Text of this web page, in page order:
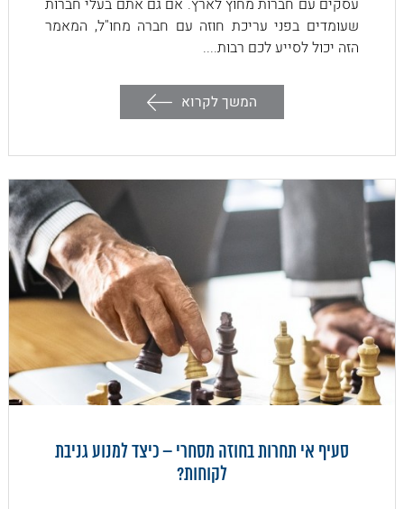
עסקים עם חברות מחוץ לארץ. אם גם אתם בעלי חברות
שעומדים בפני עריכת חוזה עם חברה מחו"ל, המאמר
הזה יכול לסייע לכם רבות....
המשך לקרוא
סעיף אי תחרות בחוזה מסחרי – כיצד למנוע גניבת
לקוחות?